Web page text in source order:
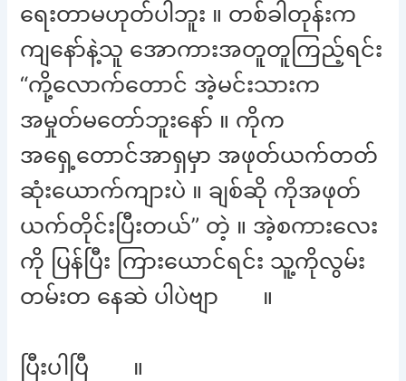
ရေးတာမဟုတ်ပါဘူး ။ တစ်ခါတုန်းက
ကျနော်နဲ့သူ အောကားအတူတူကြည့်ရင်း
“ကို့လောက်တောင် အဲ့မင်းသားက
အမှုတ်မတော်ဘူးနော် ။ ကိုက
အရှေ့တောင်အာရှမှာ အဖုတ်ယက်တတ်
ဆုံးယောက်ကျားပဲ ။ ချစ်ဆို ကိုအဖုတ်
ယက်တိုင်းပြီးတယ်” တဲ့ ။ အဲ့စကားလေး
ကို ပြန်ပြီး ကြားယောင်ရင်း သူ့ကိုလွမ်း
တမ်းတ နေဆဲ ပါပဲဗျာ ။
ပြီးပါပြီ ။